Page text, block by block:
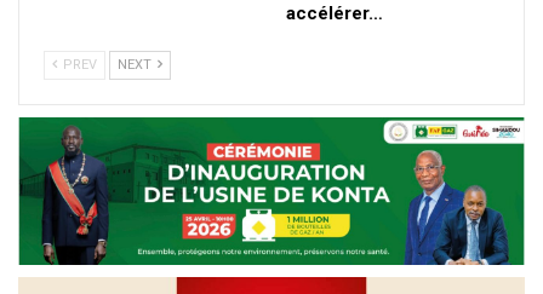
accélérer…
PREV NEXT